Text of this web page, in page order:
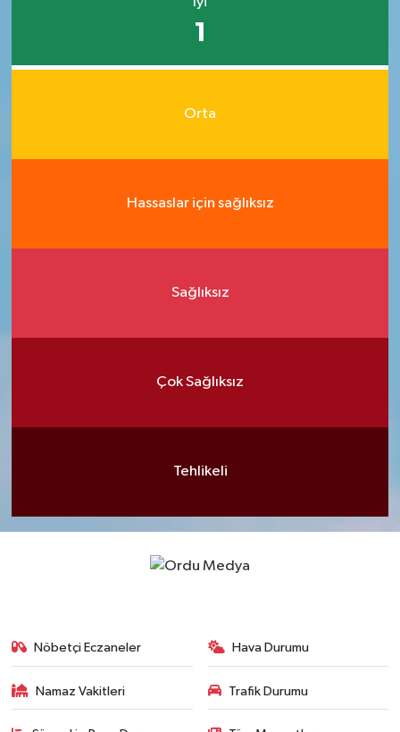
1
Orta
Hassaslar için sağlıksız
Sağlıksız
Çok Sağlıksız
Tehlikeli
Nöbetçi Eczaneler Hava Durumu
Namaz Vakitleri Trafik Durumu